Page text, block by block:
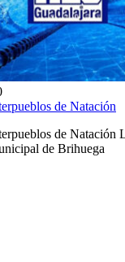
de Natación
de Natación
de Brihuega